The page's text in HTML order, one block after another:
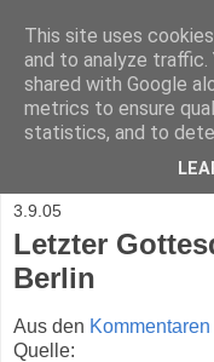
Ein Blog mit
Abriß katholischer
3.9.05
Letzter
Berlin
Aus den Kommentaren
Quelle:
This site uses
and to analyze traffic.
shared with Google
metrics to ensure
statistics, and to